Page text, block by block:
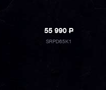
55 990P
SRPD65K1